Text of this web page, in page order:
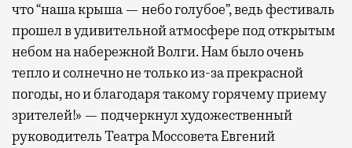
что “наша крыша — небо голубое”, ведь фестиваль
прошел в удивительной атмосфере под открытым
небом на набережной Волги. Нам было очень
тепло и солнечно не только из-за прекрасной
погоды, но и благодаря такому горячему приему
зрителей!» — подчеркнул художественный
руководитель Театра Моссовета Евгений